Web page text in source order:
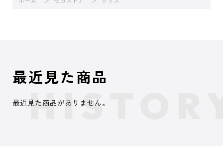
最近見た商品
最近見た商品がありません。